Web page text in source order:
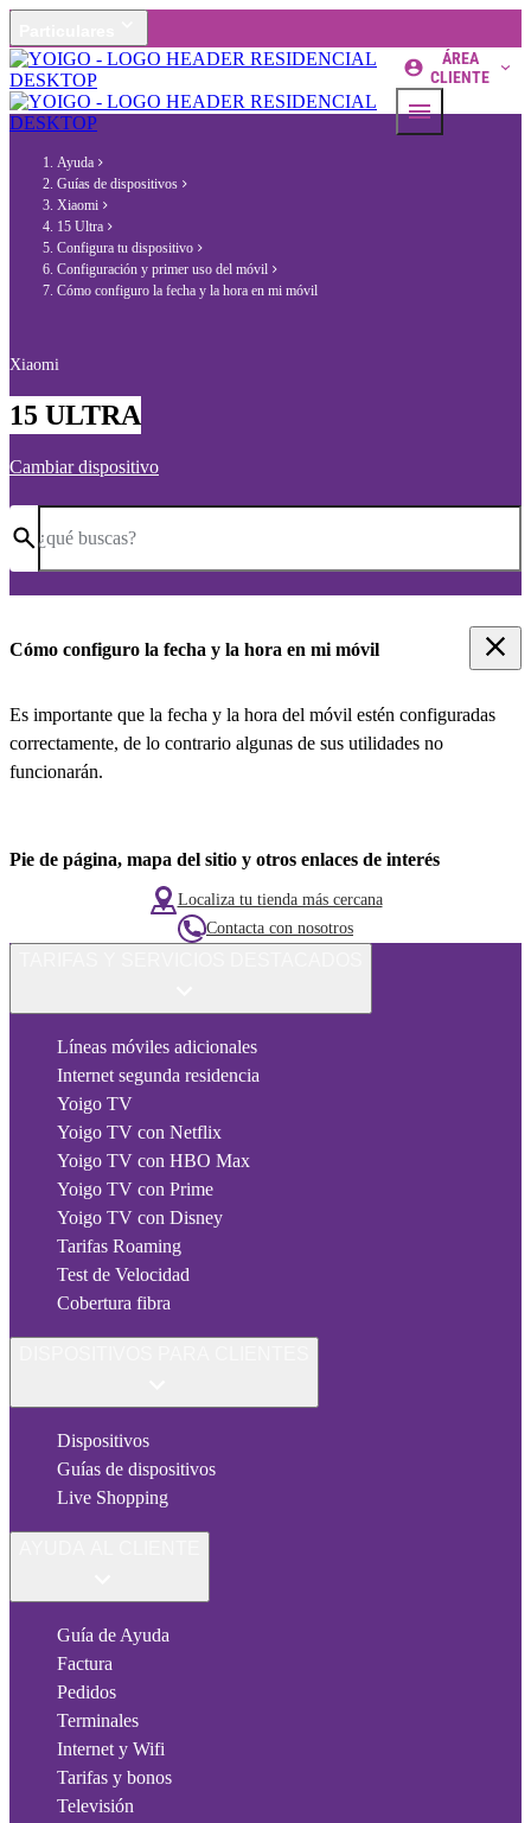
ÁREA
CLIENTE
Ayuda
Guías de dispositivos
Xiaomi
15 Ultra
Configura tu dispositivo
Configuración y primer uso del móvil
Cómo configuro la fecha y la hora en mi móvil
Xiaomi
15 ULTRA
Cambiar dispositivo
¿qué buscas?
Cómo configuro la fecha y la hora en mi móvil
Es importante que la fecha y la hora del móvil estén configuradas
correctamente, de lo contrario algunas de sus utilidades no
funcionarán.
Pie de página, mapa del sitio y otros enlaces de interés
Localiza tu tienda más cercana
Contacta con nosotros
Líneas móviles adicionales
Internet segunda residencia
Yoigo TV
Yoigo TV con Netflix
Yoigo TV con HBO Max
Yoigo TV con Prime
Yoigo TV con Disney
Tarifas Roaming
Test de Velocidad
Cobertura fibra
Dispositivos
Guías de dispositivos
Live Shopping
Guía de Ayuda
Factura
Pedidos
Terminales
Internet y Wifi
Tarifas y bonos
Televisión